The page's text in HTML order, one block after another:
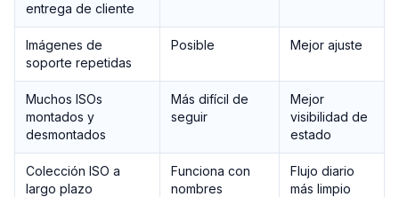
entrega de cliente
Imágenes de
soporte repetidas
Posible Mejor ajuste
Muchos ISOs
montados y
desmontados
Más difícil de
seguir
Mejor
visibilidad de
estado
Colección ISO a
largo plazo
Funciona con
nombres
Flujo diario
más limpio